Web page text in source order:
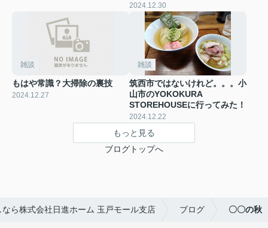
2024.12.30
雑談
もはや常識？大掃除の裏技
2024.12.27
雑談
筑西市ではないけれど。。。小
山市のYOKOKURA
STOREHOUSEに行ってみた！
2024.12.22
もっと見る
ブログトップへ
ら株式会社日進ホーム 玉戸モール支店 ブログ 〇〇の秋